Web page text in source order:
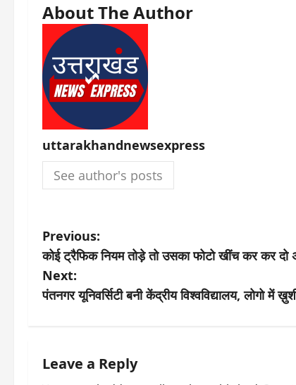
About The Author
uttarakhandnewsexpress
See author's posts
P
o
s
n
Previous:
कोई ट्रैफिक नियम तोड़े तो उसका फोटो खींच कर कर दो
Next:
पंतनगर यूनिवर्सिटी बनी केंद्रीय विश्वविद्यालय, लोगो में
Leave a Reply